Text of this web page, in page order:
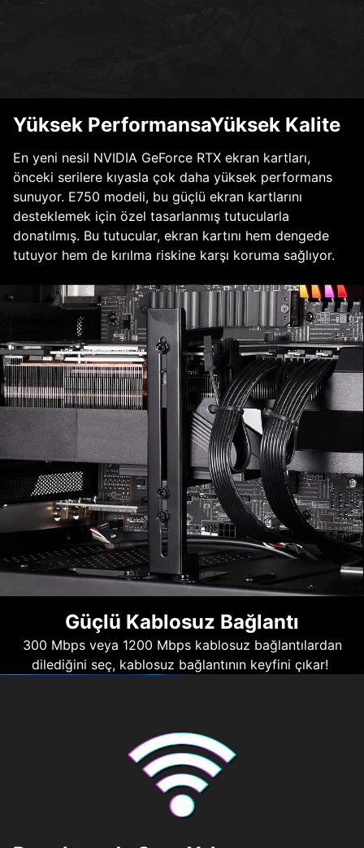
Yüksek PerformansaYüksek Kalite
En yeni nesil NVIDIA GeForce RTX ekran kartları,
önceki serilere kıyasla çok daha yüksek performans
sunuyor. E750 modeli, bu güçlü ekran kartlarını
desteklemek için özel tasarlanmış tutucularla
donatılmış. Bu tutucular, ekran kartını hem dengede
tutuyor hem de kırılma riskine karşı koruma sağlıyor.
Güçlü Kablosuz Bağlantı
300 Mbps veya 1200 Mbps kablosuz bağlantılardan
dilediğini seç, kablosuz bağlantının keyfini çıkar!